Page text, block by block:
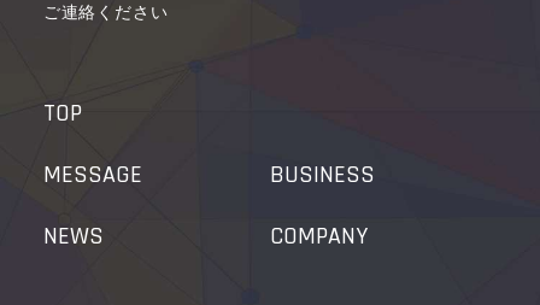
ご連絡ください
TOP
MESSAGE
BUSINESS
NEWS
COMPANY